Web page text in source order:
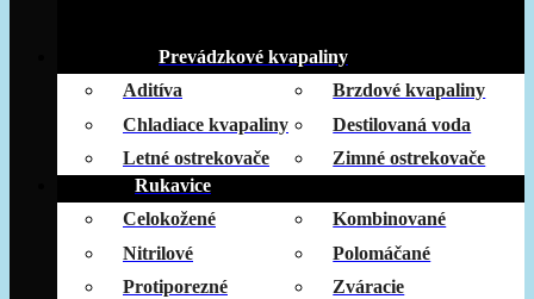
Prevádzkové kvapaliny
Aditíva
Brzdové kvapaliny
Chladiace kvapaliny
Destilovaná voda
Letné ostrekovače
Zimné ostrekovače
Rukavice
Celokožené
Kombinované
Nitrilové
Polomáčané
Protiporezné
Zváracie